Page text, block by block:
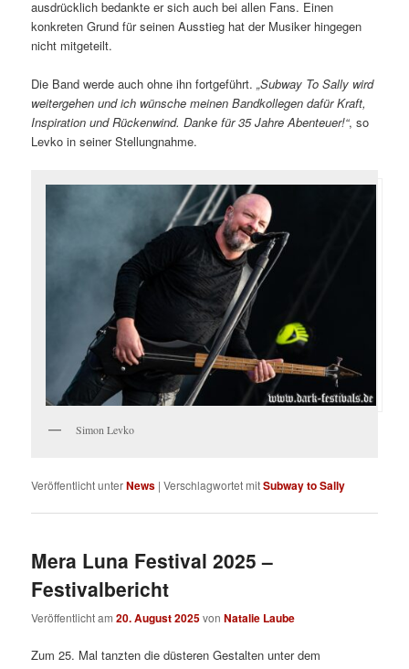
ausdrücklich bedankte er sich auch bei allen Fans. Einen
konkreten Grund für seinen Ausstieg hat der Musiker hingegen
nicht mitgeteilt.
Die Band werde auch ohne ihn fortgeführt.„Subway To Sally wird
weitergehen und ich wünsche meinen Bandkollegen dafür Kraft,
Inspiration und Rückenwind. Danke für 35 Jahre Abenteuer!“, so
Levko in seiner Stellungnahme.
Simon Levko
Veröffentlicht unterNews |Verschlagwortet mitSubway to Sally
Mera Luna Festival 2025 –
Festivalbericht
Veröffentlicht am20. August 2025vonNatalie Laube
Zum 25. Mal tanzten die düsteren Gestalten unter dem